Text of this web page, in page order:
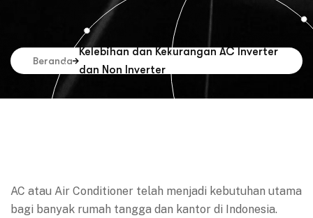
Beranda
Kelebihan dan Kekurangan AC Inverter
dan Non Inverter
AC atau Air Conditioner telah menjadi kebutuhan utama
bagi banyak rumah tangga dan kantor di Indonesia.